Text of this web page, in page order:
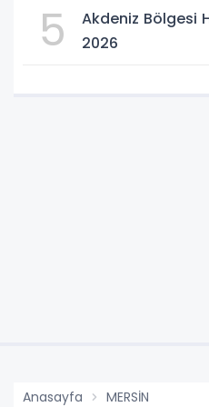
5
Akdeniz Bölgesi
2026
Anasayfa MERSİN